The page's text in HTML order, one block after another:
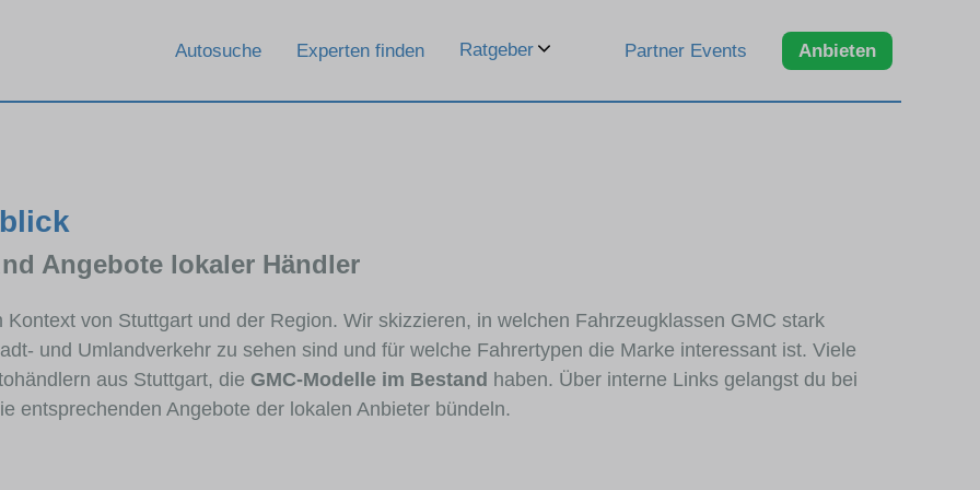
Autosuche Experten finden Ratgeber Partner Events Anbieten
Angebote lokaler Händler
von Stuttgart und der Region. Wir skizzieren, in welchen Fahrzeugklassen GMC stark
und Umlandverkehr zu sehen sind und für welche Fahrertypen die Marke interessant ist. Viele
aus Stuttgart, die GMC-Modelle im Bestand haben. Über interne Links gelangst du bei
entsprechenden Angebote der lokalen Anbieter bündeln.